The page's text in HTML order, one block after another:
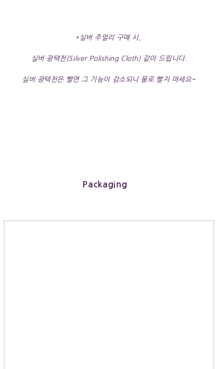
*실버 주얼리 구매 시,
실버 광택천(Silver Polishing Cloth) 같이 드립니다.
실버 광택천은 빨면 그 기능이 감소되니 물로 빨지 마세요~
Packaging